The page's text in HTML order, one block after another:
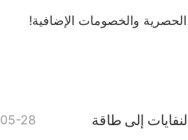
والخصومات الإضافية!
إلى طاقة 28